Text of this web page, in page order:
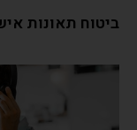
ביטוח תאונות